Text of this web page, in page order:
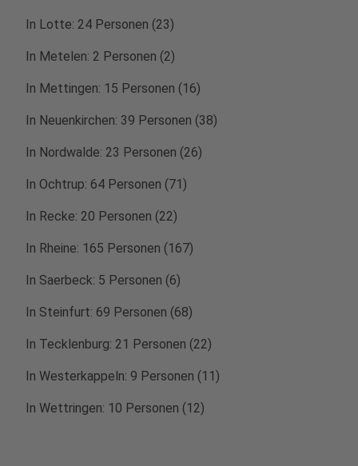
In Lotte: 24 Personen (23)
In Metelen: 2 Personen (2)
In Mettingen: 15 Personen (16)
In Neuenkirchen: 39 Personen (38)
In Nordwalde: 23 Personen (26)
In Ochtrup: 64 Personen (71)
In Recke: 20 Personen (22)
In Rheine: 165 Personen (167)
In Saerbeck: 5 Personen (6)
In Steinfurt: 69 Personen (68)
In Tecklenburg: 21 Personen (22)
In Westerkappeln: 9 Personen (11)
In Wettringen: 10 Personen (12)